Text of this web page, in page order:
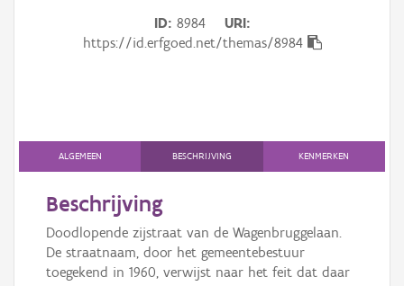
Persoon of collectief
Downloads
Hergebruik
ID 8984
URI
https://id.erfgoed.net/themas/8984
ALGEMEEN BESCHRIJVING KENMERKEN
Beschrijving
Doodlopende zijstraat van de Wagenbruggelaan.
De straatnaam, door het gemeentebestuur
toegekend in 1960, verwijst naar het feit dat daar